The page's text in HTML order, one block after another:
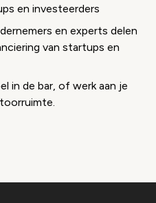
en investeerders
en experts delen
van startups en
in de bar, of werk aan je